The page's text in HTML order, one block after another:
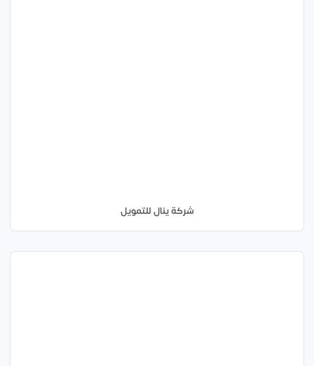
شركة ينال للتمويل